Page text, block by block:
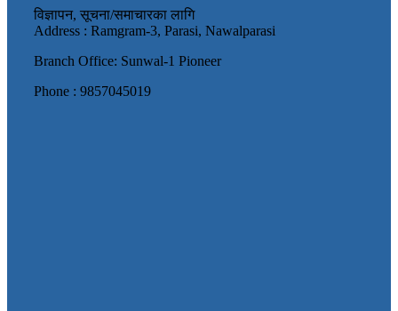
विज्ञापन, सूचना/समाचारका लागि
Address : Ramgram-3, Parasi, Nawalparasi
Branch Office: Sunwal-1 Pioneer
Phone : 9857045019